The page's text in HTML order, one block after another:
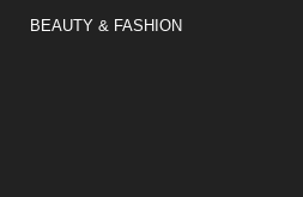
BEAUTY & FASHION